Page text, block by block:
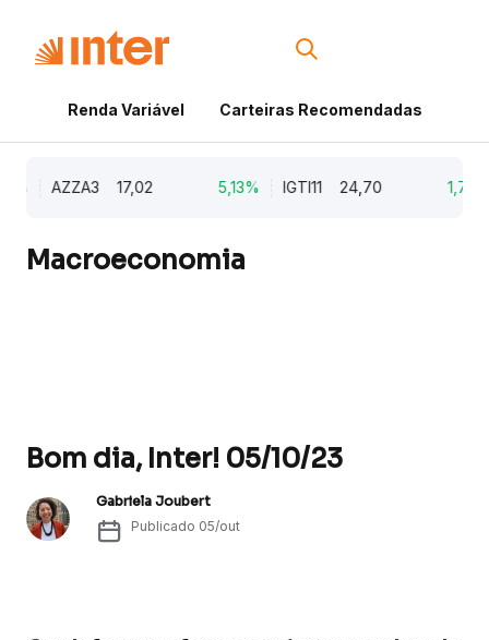
Renda Variável Carteiras Recomendadas
AZZA3 17,02 5,13% IGTI11 24,70 1,77%
Macroeconomia
Bom dia, Inter! 05/10/23
Gabriela Joubert
Publicado 05/out